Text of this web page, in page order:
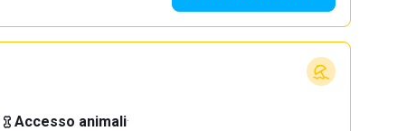
Accesso animali·